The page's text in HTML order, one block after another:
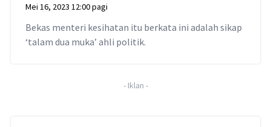
Mei 16, 2023 12:00 pagi
Bekas menteri kesihatan itu berkata ini adalah sikap
‘talam dua muka’ ahli politik.
- Iklan -